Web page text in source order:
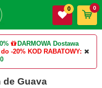
DARMOWA Dostawa
-20% KOD RABATOWY:
0 0
de Guava